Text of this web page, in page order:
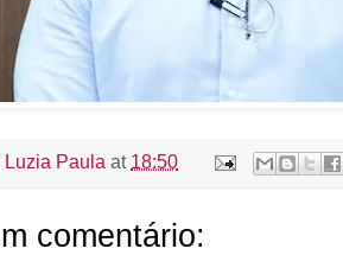
Luzia Paula at 18:50
comentário: